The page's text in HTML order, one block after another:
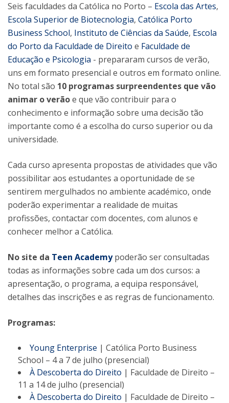
Seis faculdades da Católica no Porto – Escola das Artes,
Escola Superior de Biotecnologia, Católica Porto
Business School, Instituto de Ciências da Saúde, Escola
do Porto da Faculdade de Direito e Faculdade de
Educação e Psicologia - prepararam cursos de verão,
uns em formato presencial e outros em formato online.
No total são 10 programas surpreendentes que vão
animar o verãoe que vão contribuir para o
conhecimento e informação sobre uma decisão tão
importante como é a escolha do curso superior ou da
universidade.
Cada curso apresenta propostas de atividades que vão
possibilitar aos estudantes a oportunidade de se
sentirem mergulhados no ambiente académico, onde
poderão experimentar a realidade de muitas
profissões, contactar com docentes, com alunos e
conhecer melhor a Católica.
No site da Teen Academypoderão ser consultadas
todas as informações sobre cada um dos cursos: a
apresentação, o programa, a equipa responsável,
detalhes das inscrições e as regras de funcionamento.
Programas:
Young Enterprise | Católica Porto Business
School – 4 a 7 de julho (presencial)
À Descoberta do Direito | Faculdade de Direito –
11 a 14 de julho (presencial)
À Descoberta do Direito | Faculdade de Direito –